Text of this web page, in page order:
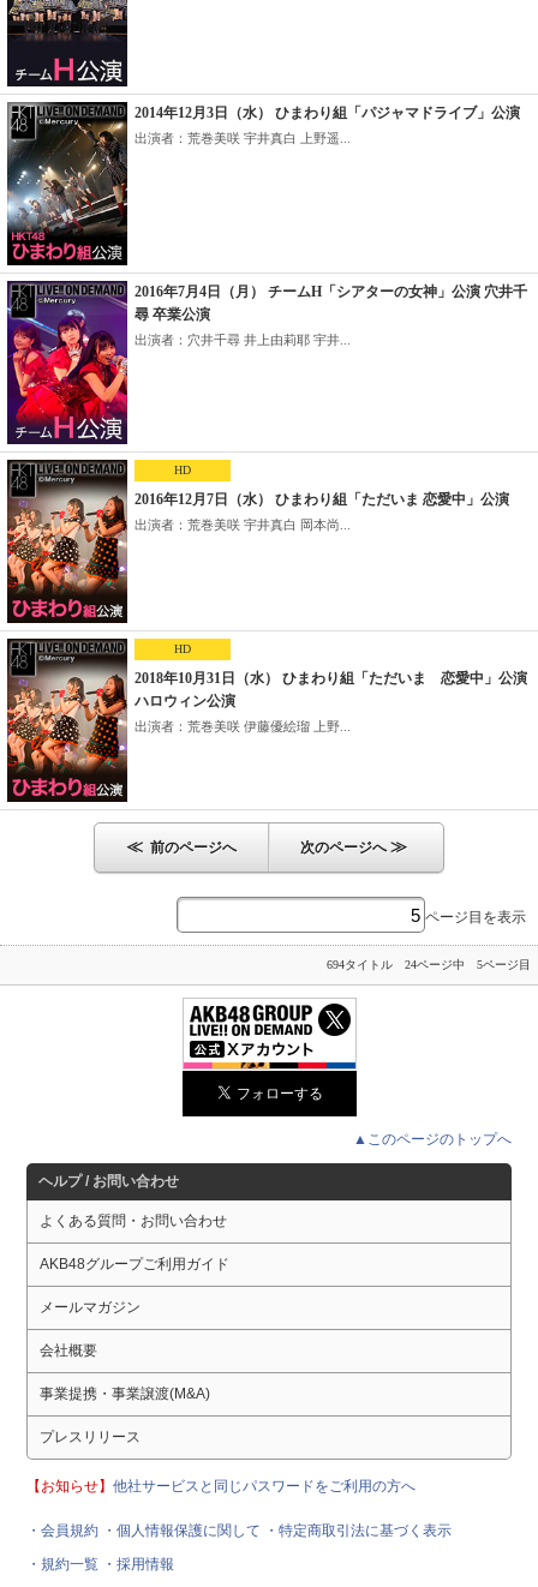
2014年12月3日（水） ひまわり組「パジャマドライブ」公演
出演者：荒巻美咲 宇井真白 上野遥...
2016年7月4日（月） チームH「シアターの女神」公演 穴井千
尋 卒業公演
出演者：穴井千尋 井上由莉耶 宇井...
HD
2016年12月7日（水） ひまわり組「ただいま 恋愛中」公演
出演者：荒巻美咲 宇井真白 岡本尚...
HD
2018年10月31日（水） ひまわり組「ただいま 恋愛中」公演
ハロウィン公演
出演者：荒巻美咲 伊藤優絵瑠 上野...
≪ 前のページへ 次のページへ≫
ページ目を表示
694タイトル 24ページ中 5ページ目
▲このページのトップへ
ヘルプ / お問い合わせ
よくある質問・お問い合わせ
AKB48グループご利用ガイド
メールマガジン
会社概要
事業提携・事業譲渡(M&A)
プレスリリース
【お知らせ】他社サービスと同じパスワードをご利用の方へ
・会員規約 ・個人情報保護に関して
・特定商取引法に基づく表示
・規約一覧 ・採用情報